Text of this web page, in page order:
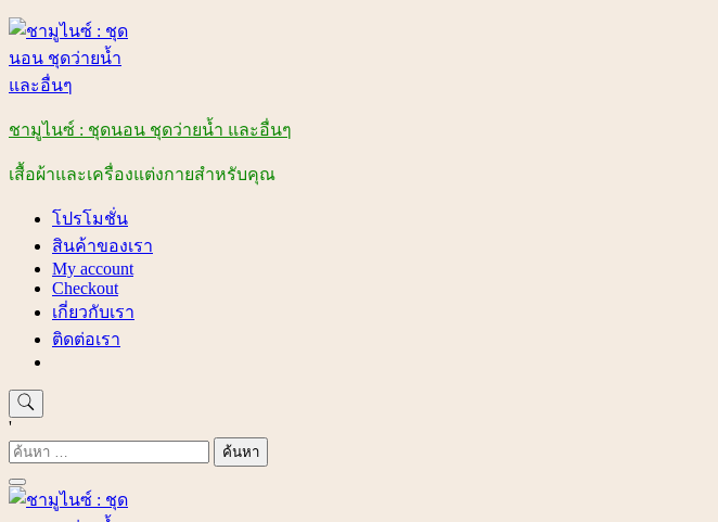
Skip
content
ชามูไนซ์ : ชุดนอน ชุดว่ายน้ำ และอื่นๆ
เสื้อผ้าและเครื่องแต่งกายสำหรับคุณ
โปรโมชั่น
สินค้าของเรา
My account
Checkout
เกี่ยวกับเรา
ติดต่อเรา
'
ค้นหา
สำหรับ: